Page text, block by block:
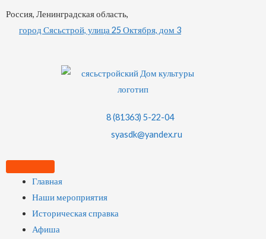
Россия, Ленинградская область,
город Сясьстрой, улица 25 Октября, дом 3
8 (81363) 5-22-04
syasdk@yandex.ru
Главная
Наши мероприятия
Историческая справка
Афиша